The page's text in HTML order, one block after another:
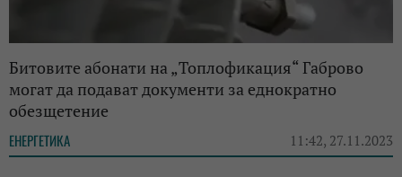
Битовите абонати на „Топлофикация“ Габрово
могат да подават документи за еднократно
обезщетение
ЕНЕРГЕТИКА 11:42, 27.11.2023